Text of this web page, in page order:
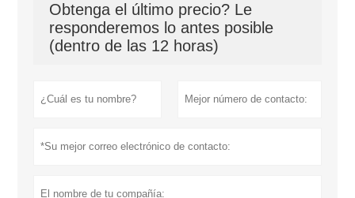
Obtenga el último precio? Le
responderemos lo antes posible
(dentro de las 12 horas)